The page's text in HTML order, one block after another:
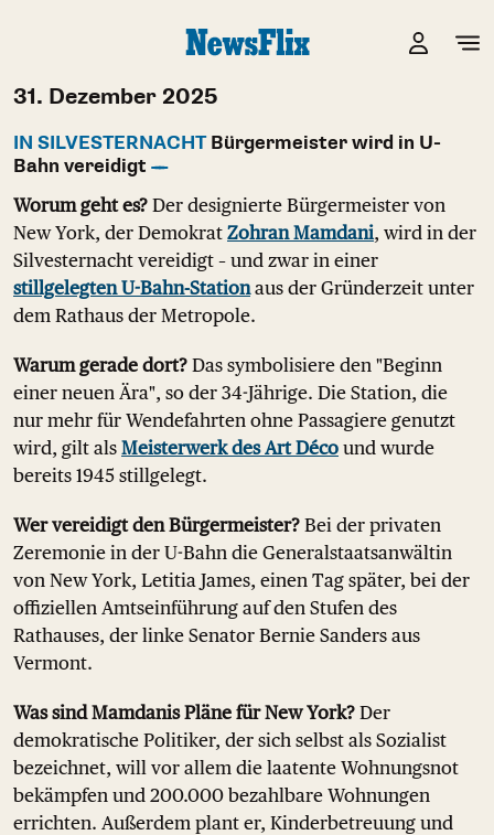
31. Dezember 2025
IN SILVESTERNACHTBürgermeister wird in U-
Bahn vereidigt
Worum geht es? Der designierte Bürgermeister von
New York, der Demokrat Zohran Mamdani, wird in der
Silvesternacht vereidigt – und zwar in einer
stillgelegten U-Bahn-Stationaus der Gründerzeit unter
dem Rathaus der Metropole.
Warum gerade dort? Das symbolisiere den "Beginn
einer neuen Ära", so der 34-Jährige. Die Station, die
nur mehr für Wendefahrten ohne Passagiere genutzt
wird, gilt als Meisterwerk des Art Déco und wurde
bereits 1945 stillgelegt.
Wer vereidigt den Bürgermeister? Bei der privaten
Zeremonie in der U-Bahn die Generalstaatsanwältin
von New York, Letitia James, einen Tag später, bei der
offiziellen Amtseinführung auf den Stufen des
Rathauses, der linke Senator Bernie Sanders aus
Vermont.
Was sind Mamdanis Pläne für New York? Der
demokratische Politiker, der sich selbst als Sozialist
bezeichnet, will vor allem die laatente Wohnungsnot
bekämpfen und 200.000 bezahlbare Wohnungen
errichten. Außerdem plant er, Kinderbetreuung und